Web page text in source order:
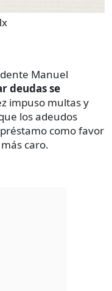
Manuel
deudas se
impuso multas y
los adeudos
como favor
caro.